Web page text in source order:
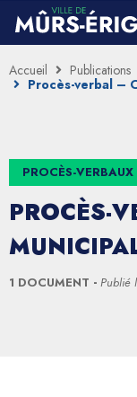
Accueil
Publications
Procès-verbal –
PROCÈS-
PROCÈS-
1 DOCUMENT Publié